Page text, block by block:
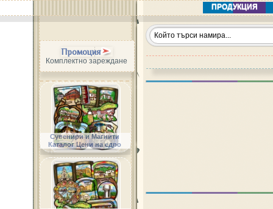
ПРОДУКЦИЯ
Промоция
Комплектно зареждане
Сувенири и Магнити
Каталог Цени на едро